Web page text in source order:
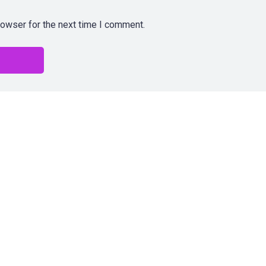
for the next time I comment.